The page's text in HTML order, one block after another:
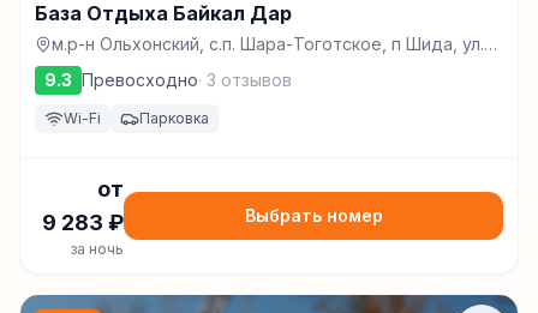
База Отдыха Байкал Дар
м.р-н Ольхонский, с.п. Шара-Тоготское, п Шида, ул.
Андреевская, з/у 2, Шида
9.3 Превосходно· 3 отзывов
Wi-Fi Парковка
от
9 283 ₽
за ночь
Выбрать номер